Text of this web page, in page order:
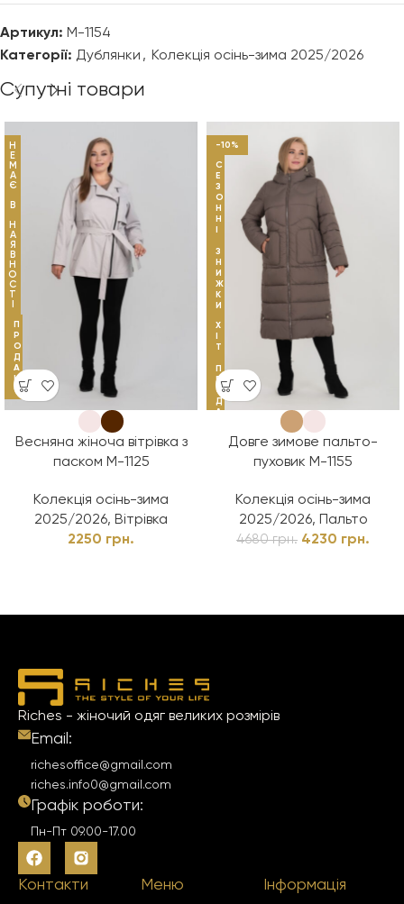
Артикул: М-1154
Категорії: Дублянки , Колекція осінь-зима 2025/2026
Супутні товари
Н
Е
М
А
Є
В
Н
А
Я
В
Н
О
С
Т
П
Р
О
Д
А
Н
О
Весняна жіноча вітрівка з
паском М-1125
Колекція осінь-зима
2025/2026, Вітрівка
2250 грн.
-10%
С
Е
З
О
Н
Н
З
Н
И
Ж
К
И
Х
Т
П
Р
О
Д
А
Довге зимове пальто-
пуховик М-1155
Колекція осінь-зима
2025/2026, Пальто
4680грн. 4230 грн.
Riches - жіночий одяг великих розмірів
Email:
richesoffice@gmail.com
riches.info0@gmail.com
Графік роботи:
Пн-Пт 09.00-17.00
Меню Інформація
Контакти